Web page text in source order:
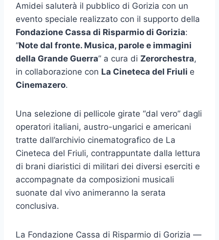
Amidei saluterà il pubblico di Gorizia con un
evento speciale realizzato con il supporto della
Fondazione Cassa di Risparmio di Gorizia:
“Note dal fronte. Musica, parole e immagini
della Grande Guerra” a cura di Zerorchestra,
in collaborazione con La Cineteca del Friuli e
Cinemazero.
Una selezione di pellicole girate “dal vero” dagli
operatori italiani, austro-ungarici e americani
tratte dall’archivio cinematografico de La
Cineteca del Friuli, contrappuntate dalla lettura
di brani diaristici di militari dei diversi eserciti e
accompagnate da composizioni musicali
suonate dal vivo animeranno la serata
conclusiva.
La Fondazione Cassa di Risparmio di Gorizia —